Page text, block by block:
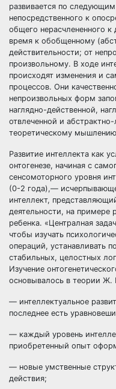
развивается по
непосредственного к
общего нерасчлененного
время к обобщенному
действительности; от
произвольному. В ходе
происходят изменения и
процессов. Они
непроизвольных форм
наглядно-действенной,
отвлеченной и
теоретическому
Развитие интеллекта как
онтогенезе, начиная с
сенсомоторного уровня
(0-2 года),—
интеллект,
деятельности, на примере
ребенка. «Централная
чтобы изучать
операций, устанавливать
стабильных, целостных
Изучение
основывалось в теории
— интеллектуальное
последнее есть
— каждый уровень
приобретенный опыт
— новые умственные
действия;